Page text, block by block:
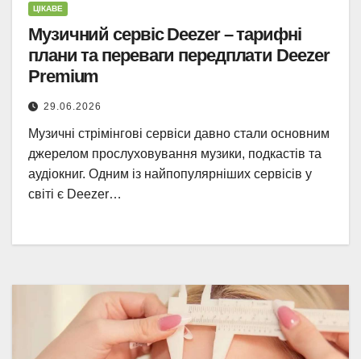
ЦІКАВЕ
Музичний сервіс Deezer – тарифні
плани та переваги передплати Deezer
Premium
29.06.2026
Музичні стрімінгові сервіси давно стали основним
джерелом прослуховування музики, подкастів та
аудіокниг. Одним із найпопулярніших сервісів у
світі є Deezer…